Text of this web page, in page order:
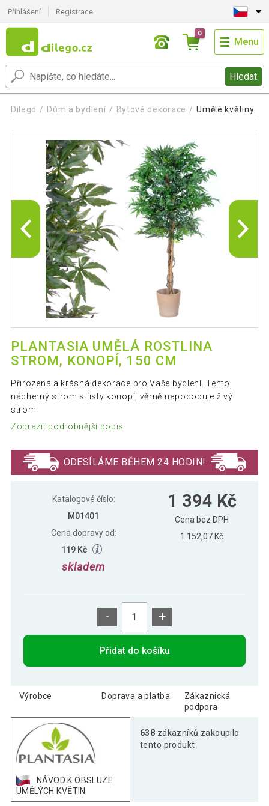
Přihlášení Registrace
Hledat
0
Menu
Dilego Dům a bydlení Bytové dekorace Umělé květiny
PLANTASIA UMĚLÁ ROSTLINA
STROM, KONOPÍ, 150 CM
Přirozená a krásná dekorace pro Vaše bydlení. Tento
nádherný strom s listy konopí, věrně napodobuje živý
strom.
Zobrazit podrobnější popis
ODESÍLÁME BĚHEM 24 HODIN!
Katalogové číslo:
M01401
Cena dopravy od:
119 Kč
skladem
1 394 Kč
Cena bez DPH
1 152,07 Kč
- +
Přidat do košíku
Výrobce Doprava a platba
Zákaznická
podpora
NÁVOD K OBSLUZE
UMĚLÝCH KVĚTIN
638 zákazníků zakoupilo
tento produkt